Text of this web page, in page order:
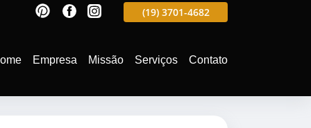
(19) 3701-4988 (19) 3701-4682
Empresa Missão Serviços Contato